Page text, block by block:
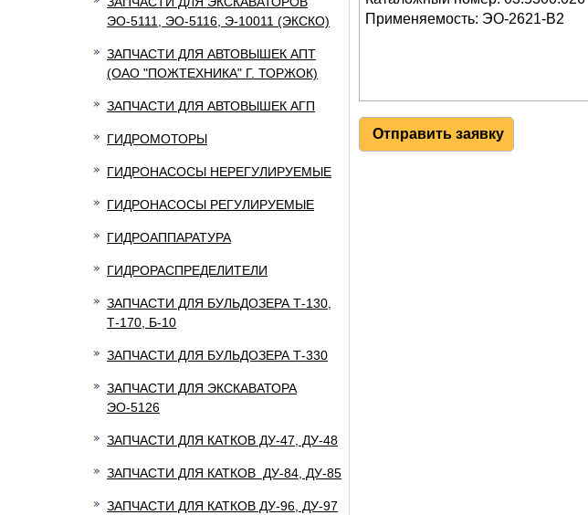
ЭО-5111, ЭО-5116, Э-10011 (ЭКСКО)
ЗАПЧАСТИ ДЛЯ АВТОВЫШЕК АПТ
(ОАО "ПОЖТЕХНИКА" Г. ТОРЖОК)
ЗАПЧАСТИ ДЛЯ АВТОВЫШЕК АГП
ГИДРОМОТОРЫ
ГИДРОНАСОСЫ НЕРЕГУЛИРУЕМЫЕ
ГИДРОНАСОСЫ РЕГУЛИРУЕМЫЕ
ГИДРОАППАРАТУРА
ГИДРОРАСПРЕДЕЛИТЕЛИ
ЗАПЧАСТИ ДЛЯ БУЛЬДОЗЕРА Т-130,
Т-170, Б-10
ЗАПЧАСТИ ДЛЯ БУЛЬДОЗЕРА Т-330
ЗАПЧАСТИ ДЛЯ ЭКСКАВАТОРА
ЭО-5126
ЗАПЧАСТИ ДЛЯ КАТКОВ ДУ-47, ДУ-48
ЗАПЧАСТИ ДЛЯ КАТКОВ ДУ-84, ДУ-85
ЗАПЧАСТИ ДЛЯ КАТКОВ ДУ-96, ДУ-97